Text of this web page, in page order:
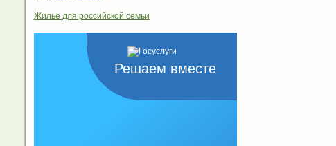
Жилье для российской семьи
Решаем вместе